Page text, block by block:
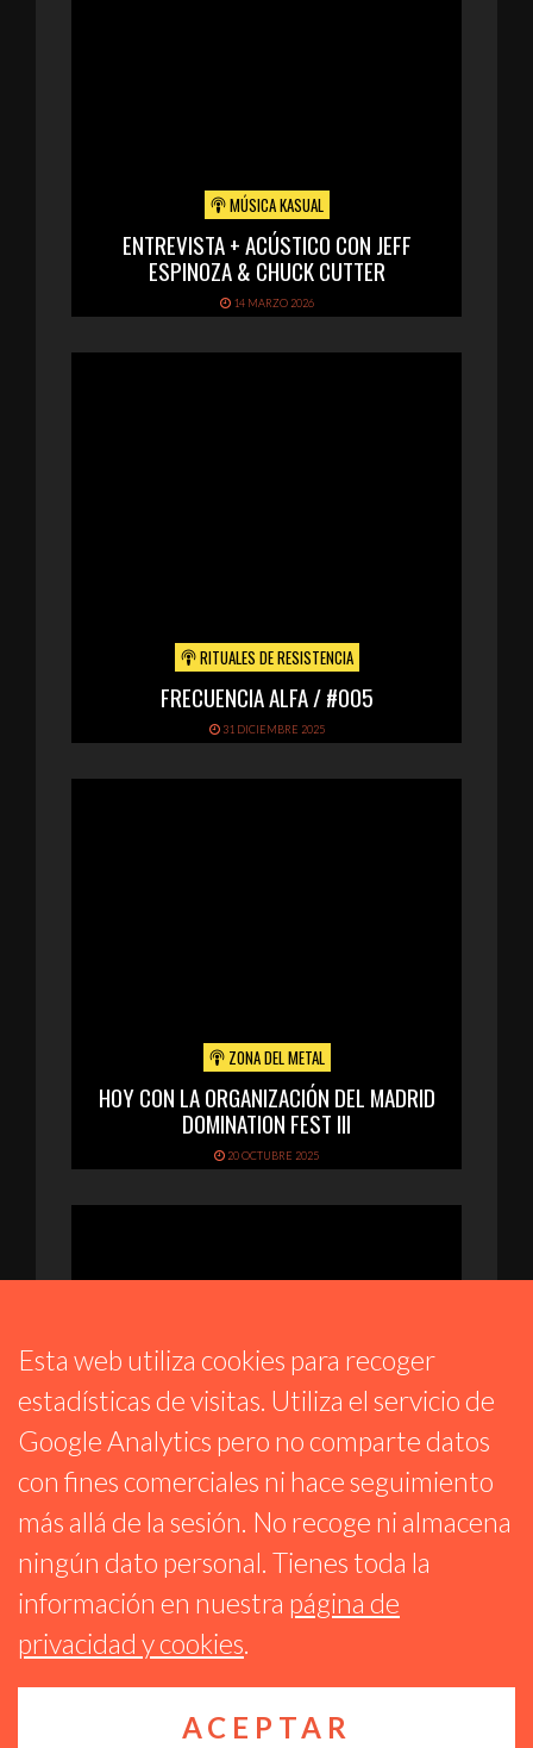
MÚSICA KASUAL
ENTREVISTA + ACÚSTICO CON JEFF
ESPINOZA & CHUCK CUTTER
14 MARZO 2026
RITUALES DE RESISTENCIA
FRECUENCIA ALFA / #005
31 DICIEMBRE 2025
ZONA DEL METAL
HOY CON LA ORGANIZACIÓN DEL MADRID
DOMINATION FEST III
20 OCTUBRE 2025
ESTRELLAS DE METAL
PROG 253 – ANALIZAMOS «RESILIENCIA»
TERCER ÁLBUM DE IGNIS ANIMA. TAL DÍA
COMO HOY CON TRIUMPH
Algunos derechos reservados CC BY-NC-SA 4.0
Esta web utiliza cookies para recoger
estadísticas de visitas. Utiliza el servicio de
Google Analytics pero no comparte datos
con fines comerciales ni hace seguimiento
más allá de la sesión. No recoge ni almacena
ningún dato personal. Tienes toda la
información en nuestra página de
privacidad y cookies.
ACEPTAR